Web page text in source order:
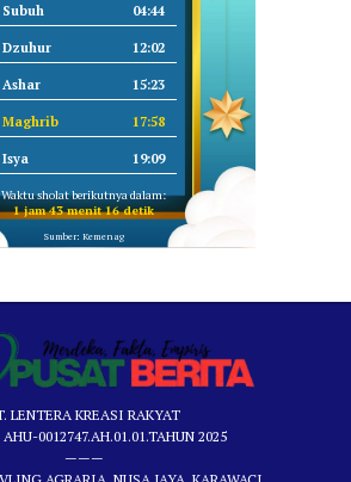
Subuh 04:44
Dzuhur 12:02
Ashar 15:23
Maghrib 17:58
Isya 19:09
Waktu sholat berikutnya dalam:
1 jam 43 menit 16 detik
Sumber: Kemenag
LENTERA KREASI RAKYAT
0012747.AH.01.01.TAHUN 2025
———